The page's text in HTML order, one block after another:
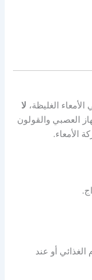
الغليظة، لا
العصبي والقولون
الأمعاء.
أو عند